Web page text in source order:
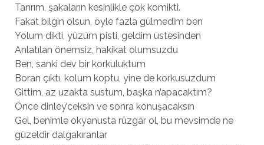
Tanrım, şakaların kesinlikle çok komikti.
Fakat bilgin olsun, öyle fazla gülmedim ben
Yolum dikti, yüzüm pisti, geldim üstesinden
Anlatılan önemsiz, hakikat olumsuzdu
Ben, sanki dev bir korkuluktum
Boran çıktı, kolum koptu, yine de korkusuzdum
Gittim, az uzakta sustum, başka n’apacaktım?
Önce dinley’ceksin ve sonra konuşacaksın
Gel, benimle okyanusta rüzgâr ol, bu mevsimde ne
güzeldir dalgakıranlar